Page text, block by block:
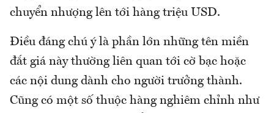
chuyển nhượng lên tới hàng triệu USD.
Điều đáng chú ý là phần lớn những tên miền
đắt giá này thường liên quan tới cờ bạc hoặc
các nội dung dành cho người trưởng thành.
Cũng có một số thuộc hàng nghiêm chỉnh như